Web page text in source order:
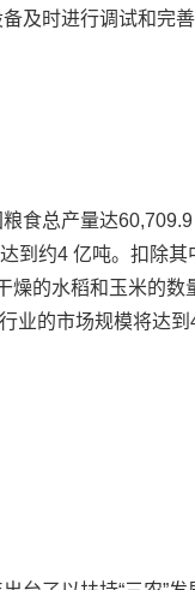
及时进行调试和完
食总产量达
到约4 亿吨。扣除
燥的水稻和玉米的
业的市场规模将达